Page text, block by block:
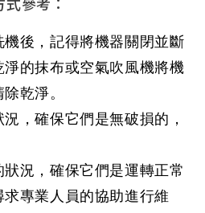
後，記得將機器關閉並斷
的抹布或空氣吹風機將機
乾淨。
，確保它們是無破損的，
況，確保它們是運轉正常
專業人員的協助進行維